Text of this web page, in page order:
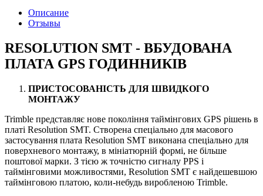
Описание
Отзывы
RESOLUTION SMT - ВБУДОВАНА
ПЛАТА GPS ГОДИННИКІВ
ПРИСТОСОВАНІСТЬ ДЛЯ ШВИДКОГО
МОНТАЖУ
Trimble представляє нове покоління таймінгових GPS рішень в
платі Resolution SMT. Створена спеціально для масового
застосування плата Resolution SMT виконана спеціально для
поверхневого монтажу, в мініатюрній формі, не більше
поштової марки. З тією ж точністю сигналу PPS і
таймінговими можливостями, Resolution SMT є найдешевшою
таймінговою платою, коли-небудь виробленою Trimble.